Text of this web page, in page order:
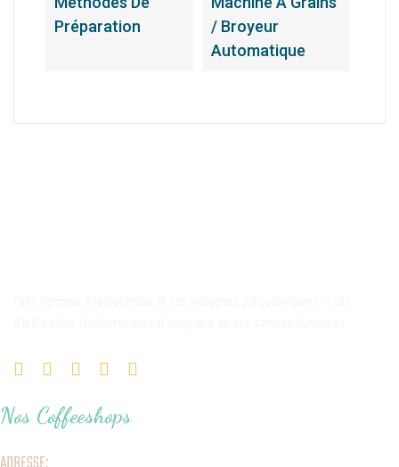
Préparation
/ Broyeur
Automatique
Nos Coffeeshops